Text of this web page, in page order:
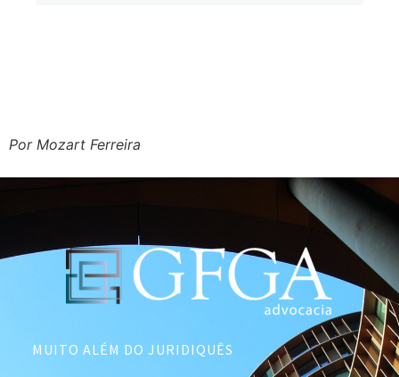
Por Mozart Ferreira
MUITO ALÉM DO JURIDIQUÊS